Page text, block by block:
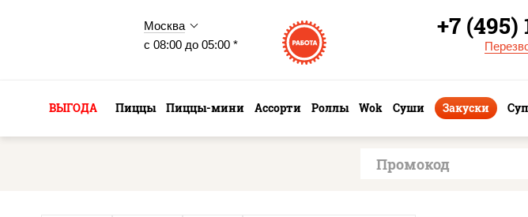
Москва
с 08:00 до 05:00 *
+7 (495)
ВЫГОДА Пиццы Пиццы-мини Ассорти Роллы Wok Суши Закуски